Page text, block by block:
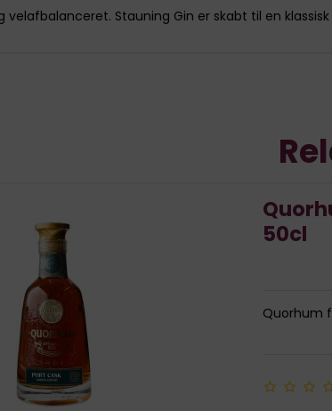
velafbalanceret. Stauning Gin er skabt til en
50cl
Quorhum